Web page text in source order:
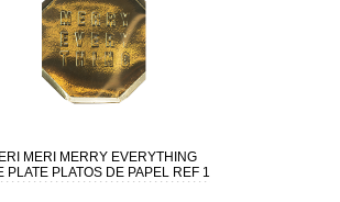
MERI MERRY EVERYTHING
PLATE PLATOS DE PAPEL REF 1